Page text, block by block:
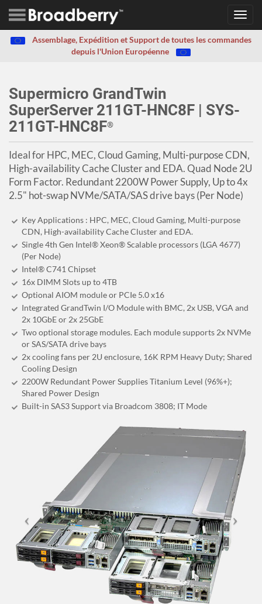
Assemblage, Expédition et Support de toutes les commandes
depuis l'Union Européenne
Supermicro GrandTwin
SuperServer 211GT-HNC8F | SYS-
211GT-HNC8F®
Ideal for HPC, MEC, Cloud Gaming, Multi-purpose CDN,
High-availability Cache Cluster and EDA. Quad Node 2U
Form Factor. Redundant 2200W Power Supply, Up to 4x
2.5" hot-swap NVMe/SATA/SAS drive bays (Per Node)
Key Applications : HPC, MEC, Cloud Gaming, Multi-purpose
CDN, High-availability Cache Cluster and EDA.
Single 4th Gen Intel® Xeon® Scalable processors (LGA 4677)
(Per Node)
Intel® C741 Chipset
16x DIMM Slots up to 4TB
Optional AIOM module or PCIe 5.0 x16
Integrated GrandTwin I/O Module with BMC, 2x USB, VGA and
2x 10GbE or 2x 25GbE
Two optional storage modules. Each module supports 2x NVMe
or SAS/SATA drive bays
2x cooling fans per 2U enclosure, 16K RPM Heavy Duty; Shared
Cooling Design
2200W Redundant Power Supplies Titanium Level (96%+);
Shared Power Design
Built-in SAS3 Support via Broadcom 3808; IT Mode